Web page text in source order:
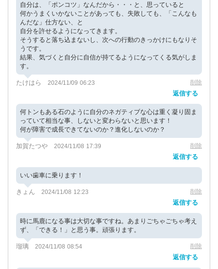
自分は、「ポンコツ」なんだから・・・と、思っていると
何かうまくいかないことがあっても、失敗しても、「こんなも
んだな」仕方ない、と
自分を許せるようになってきます。
そうすると落ち込まないし、次への行動のきっかけにもなりそ
うです。
結果、気づくと自分に自信が持てるようになってくる気がしま
す。
たけはら 2024/11/09 06:23 削除
返信する
何トンもある石のように自分のネガティブな心は重く凝り固ま
っていて相当な事、しないと変わらないと思います！
何が障害で成長できてないのか？進化しないのか？
加賀たつや 2024/11/08 17:39 削除
返信する
いい歯車に乗ります！
きょん 2024/11/08 12:23 削除
返信する
時に馬鹿になる事は大切な事ですね。あまりごちゃごちゃ考え
ず、「できる！」と思う事。頑張ります。
瑠璃 2024/11/08 08:54 削除
返信する